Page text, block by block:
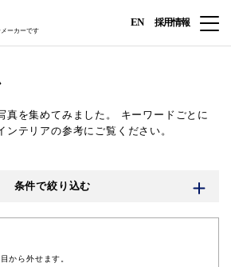
ーカーです
EN 採用情報
真を集めてみました。
キーワードごとに
テリアの参考にご覧ください。
条件で絞り込む
から外せます。